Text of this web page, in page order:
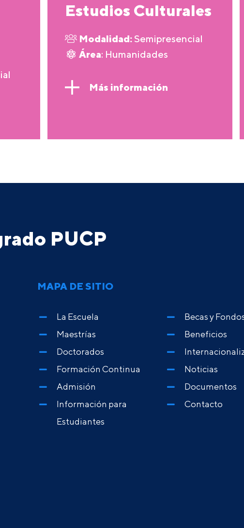
Estudios Culturales
Modalidad: Semipresencial
Área: Humanidades
Más información
PUCP
MAPA DE SITIO
La Escuela
Maestrías
Doctorados
Formación Continua
Admisión
Información para
Estudiantes
Becas y
Beneficios
Noticias
Documentos
Contacto